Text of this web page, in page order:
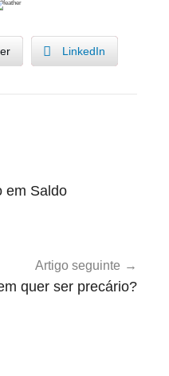
LinkedIn
em Saldo
Artigo seguinte
quer ser precário?